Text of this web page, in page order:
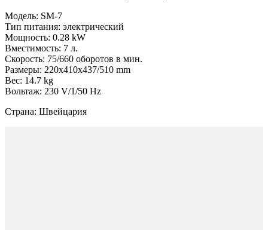
Модель: SM-7
Тип питания: электрический
Мощность: 0.28 kW
Вместимость: 7 л.
Скорость: 75/660 оборотов в мин.
Размеры: 220x410x437/510 mm
Вес: 14.7 kg
Вольтаж: 230 V/1/50 Hz
Страна: Швейцария